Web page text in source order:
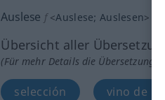
Auslese f <Auslese; Auslesen>
Übersicht aller
(Für mehr Details die Übersetzung
selección vino de